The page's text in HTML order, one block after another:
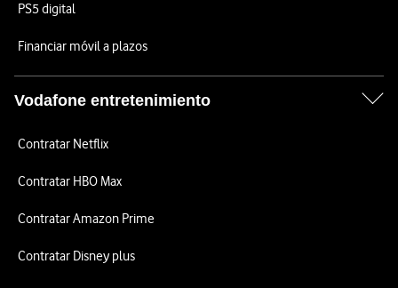
PS5 digital
Financiar móvil a plazos
Vodafone entretenimiento
Contratar Netflix
Contratar HBO Max
Contratar Amazon Prime
Contratar Disney plus